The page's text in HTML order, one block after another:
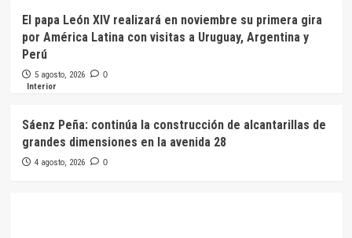
El papa León XIV realizará en noviembre su primera gira
por América Latina con visitas a Uruguay, Argentina y
Perú
5 agosto, 2026 0
Interior
Sáenz Peña: continúa la construcción de alcantarillas de
grandes dimensiones en la avenida 28
4 agosto, 2026 0